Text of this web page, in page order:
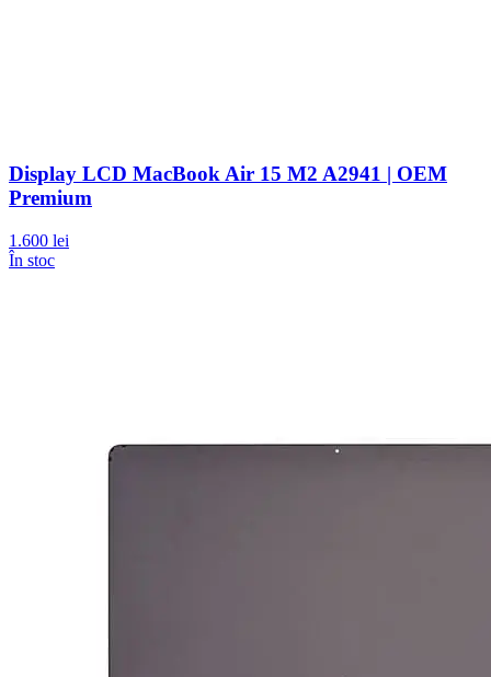
Display LCD MacBook Air 15 M2 A2941 | OEM
Premium
1.600 lei
În stoc